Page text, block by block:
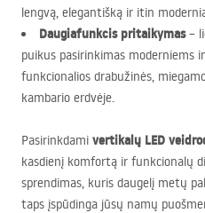
lengvą, elegantišką ir itin
Daugiafunkcis pritaikymas–
puikus pasirinkimas moderniems
funkcionalios drabužinės,
kambario erdvėje.
Pasirinkdami vertikalų LED
kasdienį komfortą ir funkcionalų
sprendimas, kuris daugelį metų
taps įspūdinga jūsų namų